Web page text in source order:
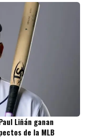
Liñán ganan
de la MLB